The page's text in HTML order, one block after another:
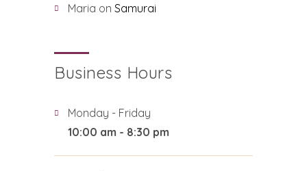
Maria on Samurai
Business Hours
Monday - Friday
10:00 am - 8:30 pm